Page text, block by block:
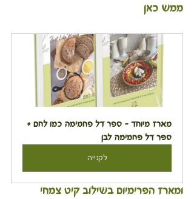
ממש כאן
מארז מיוחד - ספר דל פחמימה כמו לחם +
ספר דל פחמימה לבן
לקנייה
ומארז הפרימיום בשילוב קיט צמחי